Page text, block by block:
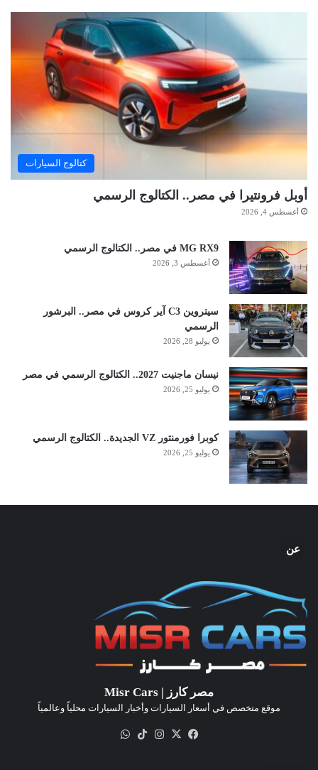
كتالوج السيارات
أوبل فرونتيرا في مصر.. الكتالوج الرسمي
أغسطس 4, 2026
MG RX9 في مصر.. الكتالوج الرسمي
أغسطس 3, 2026
سيتروين C3 آير كروس في مصر.. البرشور
الرسمي
يوليو 28, 2026
نيسان ماجنيت 2027.. الكتالوج الرسمي في مصر
يوليو 25, 2026
كوبرا فورمنتور VZ الجديدة.. الكتالوج الرسمي
يوليو 25, 2026
عن
مصر كارز | Misr Cars
موقع متخصص في أسعار السيارات وأخبار السيارات محلياً وعالمياً
فيسبوك
‫X انستقرام‫TikTok